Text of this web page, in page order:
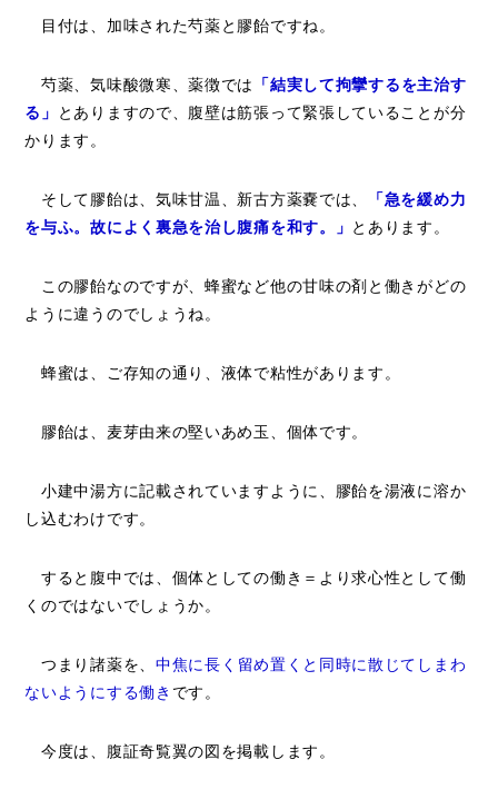
目付は、加味された芍薬と膠飴ですね。
芍薬、気味酸微寒、薬徴では
「結実して拘攣するを主治す
る」
とありますので、腹壁は筋張って緊張していることが分
かります。
そして膠飴は、気味甘温、新古方薬嚢では、
「急を緩め力
を与ふ。故によく裏急を治し腹痛を和す。」 とあります。
この膠飴なのですが、蜂蜜など他の甘味の剤と働きがどの
ように違うのでしょうね。
蜂蜜は、ご存知の通り、液体で粘性があります。
膠飴は、麦芽由来の堅いあめ玉、個体です。
小建中湯方に記載されていますように、膠飴を湯液に溶か
し込むわけです。
すると腹中では、個体としての働き＝より求心性として働
くのではないでしょうか。
つまり諸薬を、 中焦に長く留め置くと同時に散じてしまわ
ないようにする働き です。
今度は、腹証奇覧翼の図を掲載します。